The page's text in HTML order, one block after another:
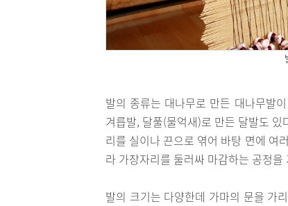
발의 종류는 대나무로 만든 대나무발
겨릅발, 달풀(물억새)로 만든 달발도
리를 실이나 끈으로 엮어 바탕 면에 여
라 가장자리를 둘러싸 마감하는 공정을
발의 크기는 다양한데 가마의 문을 가